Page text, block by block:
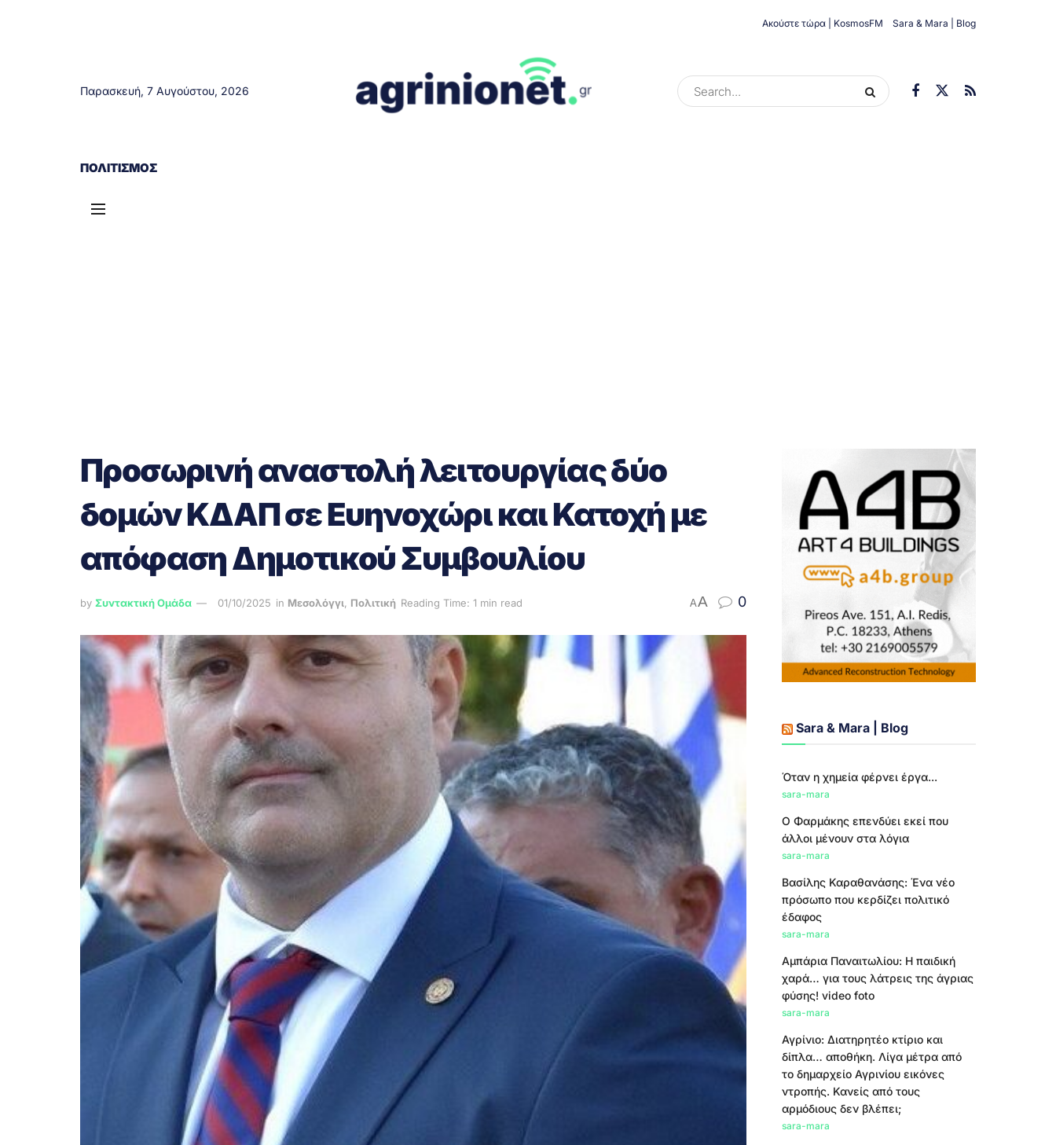
Ακούστε τώρα | KosmosFM Sara & Mara | Blog
Παρασκευή, 7 Αυγούστου, 2026
ΠΟΛΙΤΙΣΜΌΣ
Προσωρινή αναστολή λειτουργίας δύο
δομών ΚΔΑΠ σε Ευηνοχώρι και Κατοχή με
απόφαση Δημοτικού Συμβουλίου
by Συντακτική Ομάδα 01/10/2025 in Μεσολόγγι, Πολιτική Reading Time: 1 min read AA 0
Sara & Mara | Blog
Όταν η χημεία φέρνει έργα...
sara-mara
Ο Φαρμάκης επενδύει εκεί που
άλλοι μένουν στα λόγια
sara-mara
Βασίλης Καραθανάσης: Ένα νέο
πρόσωπο που κερδίζει πολιτικό
έδαφος
sara-mara
Αμπάρια Παναιτωλίου: Η παιδική
χαρά… για τους λάτρεις της άγριας
φύσης! video foto
sara-mara
Αγρίνιο: Διατηρητέο κτίριο και
δίπλα… αποθήκη. Λίγα μέτρα από
το δημαρχείο Αγρινίου εικόνες
ντροπής. Κανείς από τους
αρμόδιους δεν βλέπει;
sara-mara